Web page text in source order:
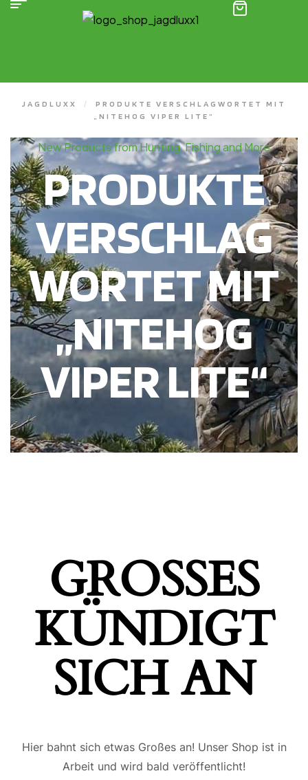
JAGDLUXX /
PRODUKTE VERSCHLAGWORTET MIT
„NITEHOG VIPER LITE“
New Products from Hunting, Fishing and More
PRODUKTE
VERSCHLAG
WORTET MIT
„NITEHOG
VIPER LITE“
GROSSES K
ÜNDIGT S
ICH AN
Hier bahnt sich etwas Großes an! Unser Shop ist in
Arbeit und wird bald veröffentlicht!